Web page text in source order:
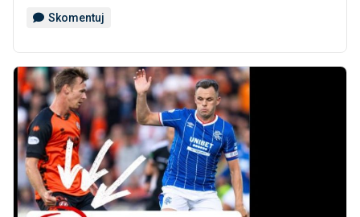
Skomentuj